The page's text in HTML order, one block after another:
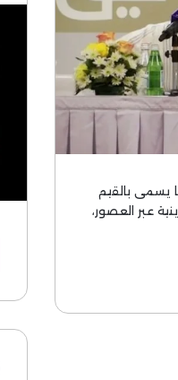
يسمى بالقيم
عبر العصور،